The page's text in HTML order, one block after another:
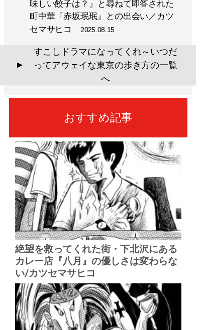
味しい餃子は？』と尋ねて即答された
町中華『赤坂珉珉』との出会い／カツ
セマサヒコ
2025.08.15
▲
すこしドラマになってくれ～いつだ
ってアウェイな東京の歩き方の一覧
へ
おすすめ記事
絶望を救ってくれた街・下北沢にある
カレー店『八月』の優しさは変わらな
い/カツセマサヒコ